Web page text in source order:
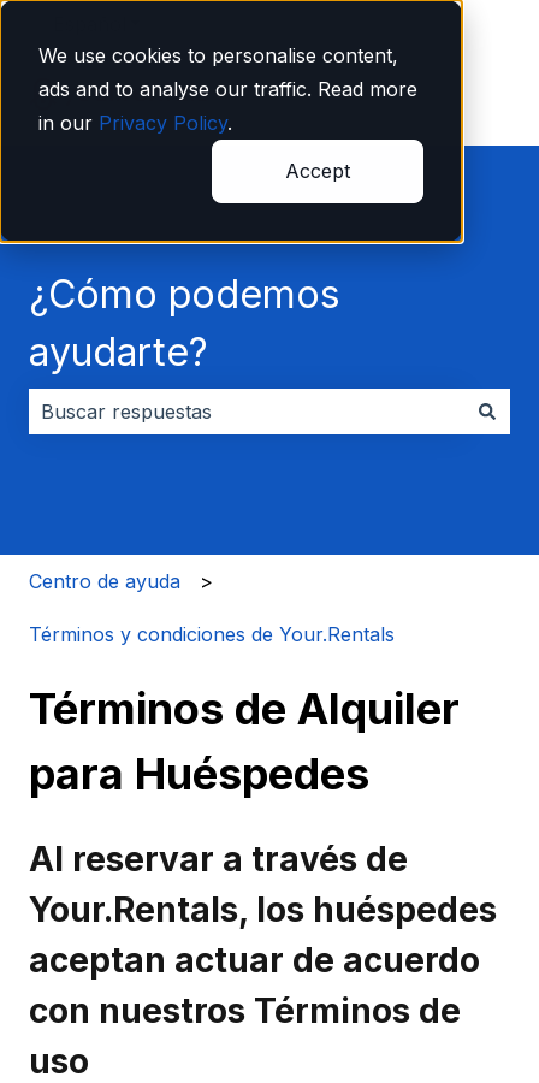
We use cookies to personalise content,
ads and to analyse our traffic. Read more
in our Privacy Policy.
Accept
¿Cómo podemos
ayudarte?
Centro de ayuda
Términos y condiciones de Your.Rentals
Términos de Alquiler
para Huéspedes
Al reservar a través de
Your.Rentals, los huéspedes
aceptan actuar de acuerdo
con nuestros Términos de
uso